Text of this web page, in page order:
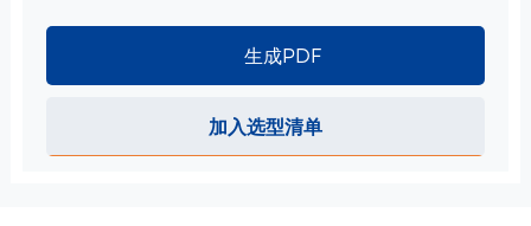
电缆线收纳金属勾 规格
用于收纳电缆线，配合支架、推车使用
生成PDF
加入选型清单